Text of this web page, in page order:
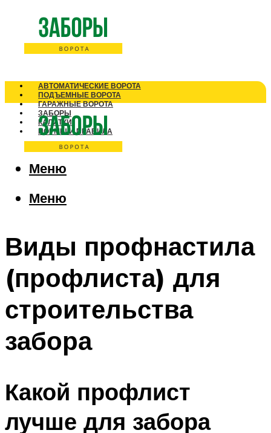
АВТОМАТИЧЕСКИЕ ВОРОТА
ПОДЪЕМНЫЕ ВОРОТА
ГАРАЖНЫЕ ВОРОТА
ЗАБОРЫ
КАЛИТКИ
НОРМЫ И ПРАВИЛА
Меню
Меню
Виды профнастила
(профлиста) для
строительства
забора
Какой профлист
лучше для забора